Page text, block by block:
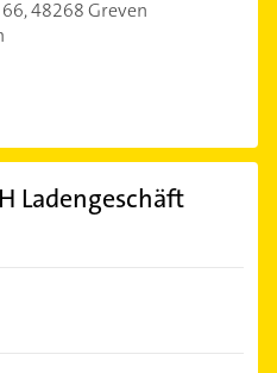
48268 Greven
Ladengeschäft